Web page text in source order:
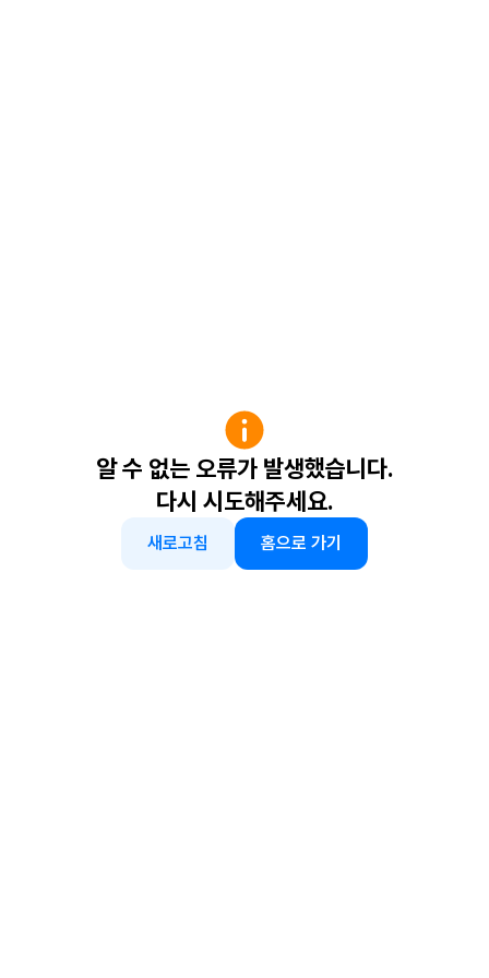
알 수 없는 오류가 발생했습니다.
다시 시도해주세요.
새로고침 홈으로 가기